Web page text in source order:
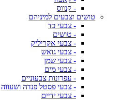
- קנווס
טושים וצבעים למיניהם
- צבעי בד
- טושים
- צבעי אקריליק
- צבעי גואש
- צבעי שמן
- צבעי מים
- עפרונות צבעוניים
- צבעי פסטל פנדה ושעווה
- צבעי ידיים